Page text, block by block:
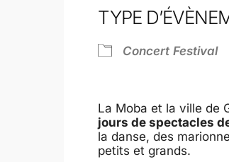
TYPE
Concert Festival
La Moba et la ville de
jours de spectacles
la danse, des
petits et grands.